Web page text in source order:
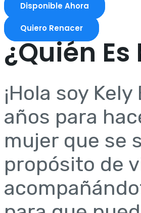
Disponible Ahora
Quiero Renacer
¿Quién
¡Hola soy
años para
mujer que se
propósito de